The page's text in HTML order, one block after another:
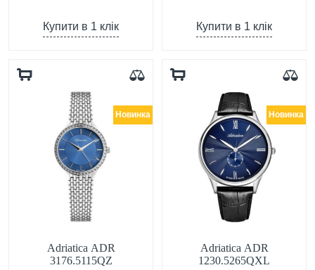
Купити в 1 клік Купити в 1 клік
Новинка
Adriatica ADR
3176.5115QZ
Новинка
Adriatica ADR
1230.5265QXL